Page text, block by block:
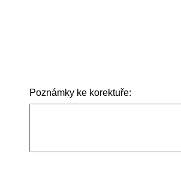
Poznámky ke korektuře: